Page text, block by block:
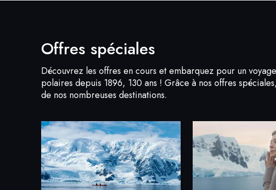
Offres spéciales
Découvrez les offres en cours et embarquez pour un
polaires depuis 1896, 130 ans ! Grâce à nos offres
de nos nombreuses destinations.